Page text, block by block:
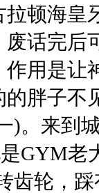
顿海皇
话完后
用是让
胖子不
)。来到
GYM老
齿轮，